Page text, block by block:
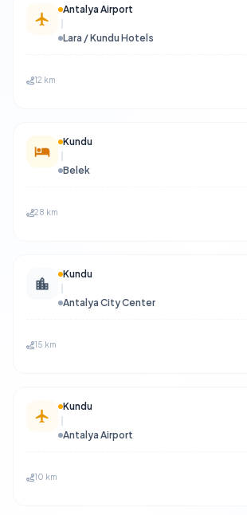
Antalya Airport
Lara / Kundu Hotels
12 km
Kundu
Belek
28 km
Kundu
Antalya City Center
15 km
Kundu
Antalya Airport
10 km